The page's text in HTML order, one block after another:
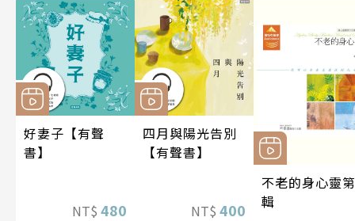
好妻子【有聲
書】
NT$ 480
四月與陽光告別
【有聲書】
NT$ 400
不老的身心靈
輯